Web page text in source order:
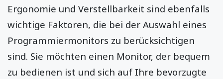
Ergonomie und Verstellbarkeit sind ebenfalls
wichtige Faktoren, die bei der Auswahl eines
Programmiermonitors zu berücksichtigen
sind. Sie möchten einen Monitor, der bequem
zu bedienen ist und sich auf Ihre bevorzugte